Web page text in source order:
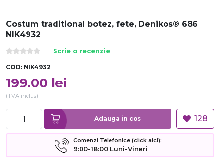
Costum traditional botez, fete, Denikos® 686
NIK4932
Scrie o recenzie
COD: NIK4932
199.00 lei
(TVA inclus)
Adauga in cos 128
Comenzi Telefonice (click aici):
9:00-18:00 Luni-Vineri